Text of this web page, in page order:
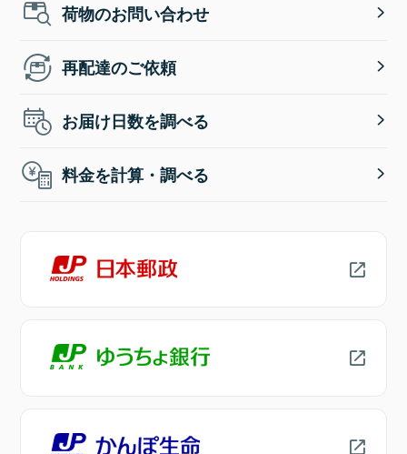
荷物のお問い合わせ
再配達のご依頼
お届け日数を調べる
料金を計算・調べる